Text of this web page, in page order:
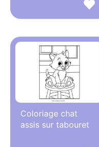
Coloriage chat
assis sur tabouret